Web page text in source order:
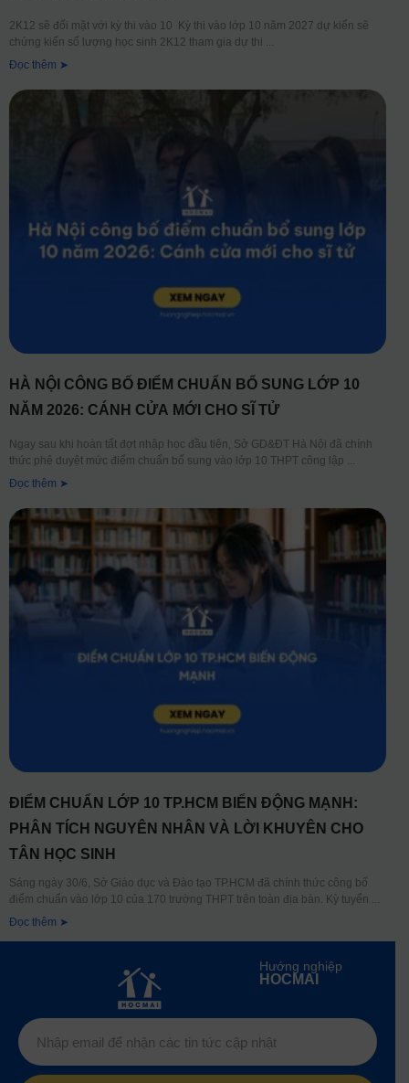
2K12 sẽ đối mặt với kỳ thi vào 10 Kỳ thi vào lớp 10 năm 2027 dự kiến sẽ
chứng kiến số lượng học sinh 2K12 tham gia dự thi
Đọc thêm ➤
HÀ NỘI CÔNG BỐ ĐIỂM CHUẨN BỔ SUNG LỚP 10
NĂM 2026: CÁNH CỬA MỚI CHO SĨ TỬ
Ngay sau khi hoàn tất đợt nhập học đầu tiên, Sở GD&ĐT Hà Nội đã chính
thức phê duyệt mức điểm chuẩn bổ sung vào lớp 10 THPT công lập
Đọc thêm ➤
ĐIỂM CHUẨN LỚP 10 TP.HCM BIẾN ĐỘNG MẠNH:
PHÂN TÍCH NGUYÊN NHÂN VÀ LỜI KHUYÊN CHO
TÂN HỌC SINH
Sáng ngày 30/6, Sở Giáo dục và Đào tạo TP.HCM đã chính thức công bố
điểm chuẩn vào lớp 10 của 170 trường THPT trên toàn địa bàn. Kỳ tuyển
Đọc thêm ➤
Hướng nghiệp
HOCMAI